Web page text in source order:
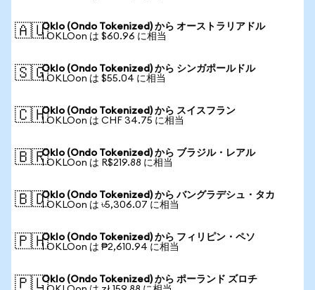
🇦🇺Oklo (Ondo Tokenized) から オーストラリアドル
1 OKLOon は $60.96 に相当
🇸🇬Oklo (Ondo Tokenized) から シンガポールドル
1 OKLOon は $55.04 に相当
🇨🇭Oklo (Ondo Tokenized) から スイスフラン
1 OKLOon は CHF 34.75 に相当
🇧🇷Oklo (Ondo Tokenized) から ブラジル・レアル
1 OKLOon は R$219.88 に相当
🇧🇩Oklo (Ondo Tokenized) から バングラデシュ・タカ
1 OKLOon は ৳5,306.07 に相当
🇵🇭Oklo (Ondo Tokenized) から フィリピン・ペソ
1 OKLOon は ₱2,610.94 に相当
🇵🇱Oklo (Ondo Tokenized) から ポーランド ズロチ